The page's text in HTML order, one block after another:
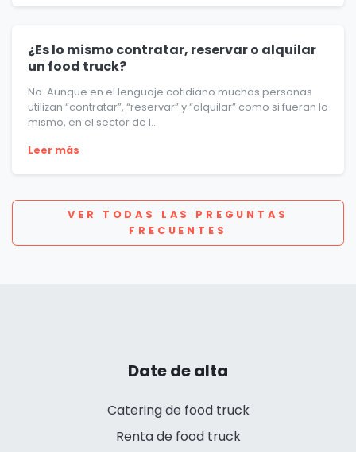
¿Es lo mismo contratar, reservar o alquilar
un food truck?
No. Aunque en el lenguaje cotidiano muchas personas
utilizan “contratar”, “reservar” y “alquilar” como si fueran lo
mismo, en el sector de l...
Leer más
VER TODAS LAS PREGUNTAS
FRECUENTES
Date de alta
Catering de food truck
Renta de food truck